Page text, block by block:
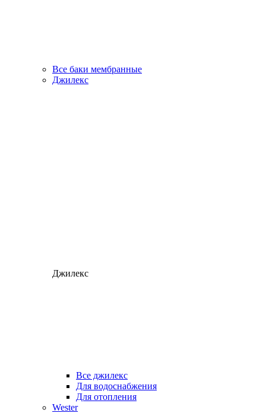
Все баки мембранные
Джилекс
Джилекс
Все джилекс
Для водоснабжения
Для отопления
Wester